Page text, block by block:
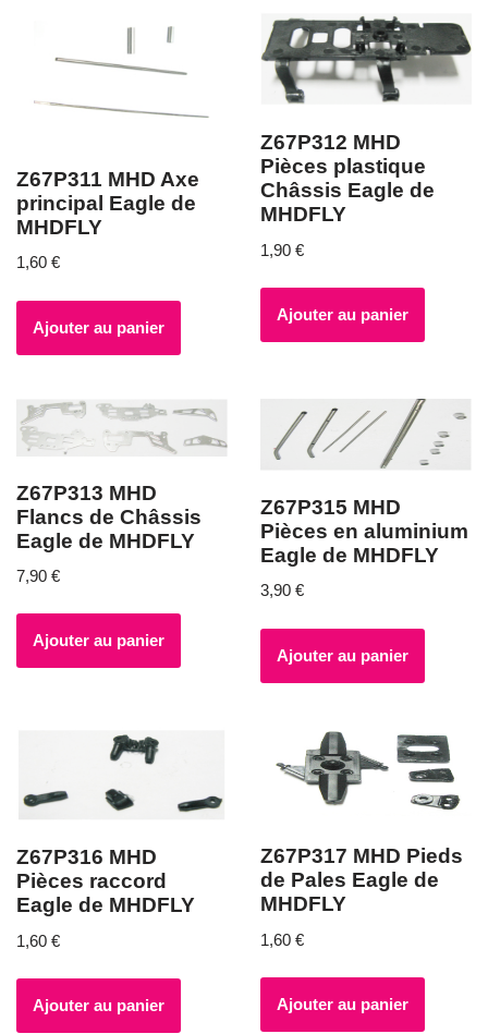
Z67P311 MHD Axe
principal Eagle de
MHDFLY
1,60 €
Ajouter au panier
Z67P312 MHD
Pièces plastique
Châssis Eagle de
MHDFLY
1,90 €
Ajouter au panier
Z67P313 MHD
Flancs de Châssis
Eagle de MHDFLY
7,90 €
Ajouter au panier
Z67P315 MHD
Pièces en aluminium
Eagle de MHDFLY
3,90 €
Ajouter au panier
Z67P316 MHD
Pièces raccord
Eagle de MHDFLY
1,60 €
Ajouter au panier
Z67P317 MHD Pieds
de Pales Eagle de
MHDFLY
1,60 €
Ajouter au panier